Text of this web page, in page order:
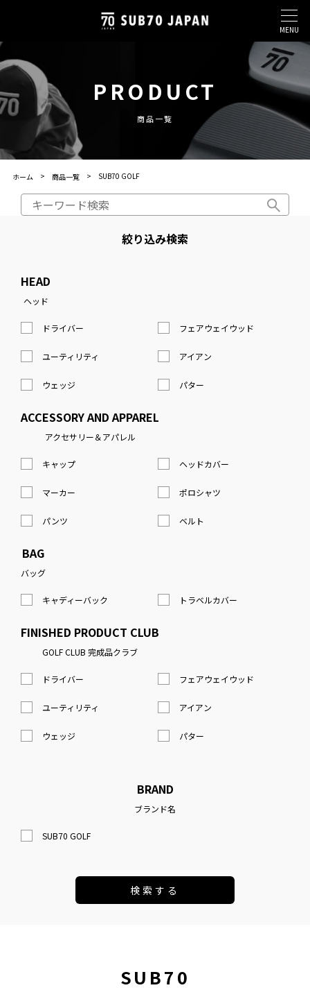
MENU
PRODUCT
商品一覧
ホーム 商品一覧 SUB70 GOLF
絞り込み検索
HEAD
ヘッド
ドライバー フェアウェイウッド
ユーティリティ アイアン
ウェッジ パター
ACCESSORY AND APPAREL
アクセサリー＆アパレル
キャップ ヘッドカバー
マーカー ポロシャツ
パンツ ベルト
BAG
バッグ
キャディーバック トラベルカバー
FINISHED PRODUCT CLUB
GOLF CLUB 完成品クラブ
ドライバー フェアウェイウッド
ユーティリティ アイアン
ウェッジ パター
BRAND
ブランド名
SUB70 GOLF
検索する
SUB70